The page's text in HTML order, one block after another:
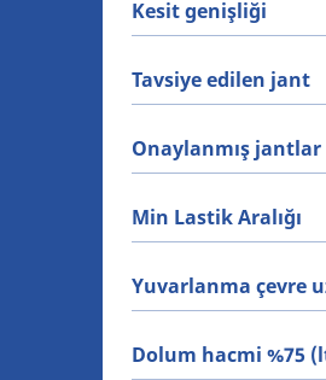
Kesit genişliği
Tavsiye edilen jant
Onaylanmış jantlar
Min Lastik Aralığı
Yuvarlanma çevre
Dolum hacmi %75